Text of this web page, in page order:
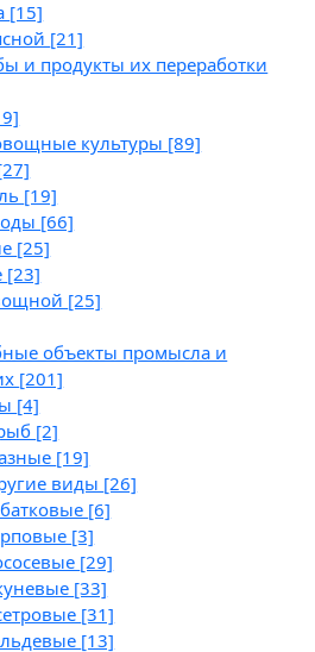
[15]
[21]
и продукты их переработки
культуры [89]
[19]
[66]
[25]
[23]
[25]
объекты промысла и
[201]
[4]
[2]
[19]
виды [26]
[6]
[3]
[29]
[33]
[31]
[13]